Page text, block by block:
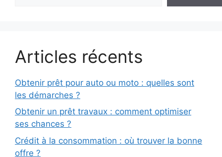
Articles récents
Obtenir prêt pour auto ou moto : quelles sont
les démarches ?
Obtenir un prêt travaux : comment optimiser
ses chances ?
Crédit à la consommation : où trouver la bonne
offre ?